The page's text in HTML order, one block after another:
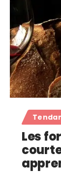
Les